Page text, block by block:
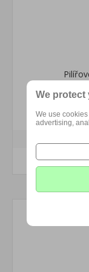
We protect
We use
advertising,